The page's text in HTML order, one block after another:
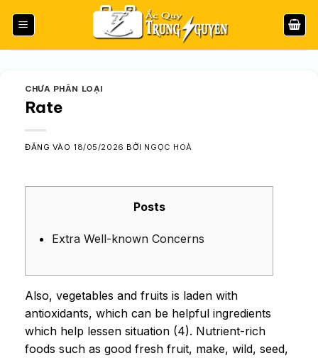
qua
CHƯA PHÂN LOẠI
Rate
ĐĂNG VÀO 18/05/2026 BỞI NGỌC HOÀ
Posts
Extra Well-known Concerns
Also, vegetables and fruits is laden with
antioxidants, which can be helpful ingredients
which help lessen situation (4). Nutrient-rich
foods such as good fresh fruit, make, wild, seed,